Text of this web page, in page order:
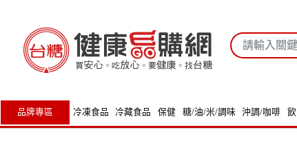
品牌專區 冷凍食品 冷藏食品 保健 糖/油/米/調味 沖調/咖啡